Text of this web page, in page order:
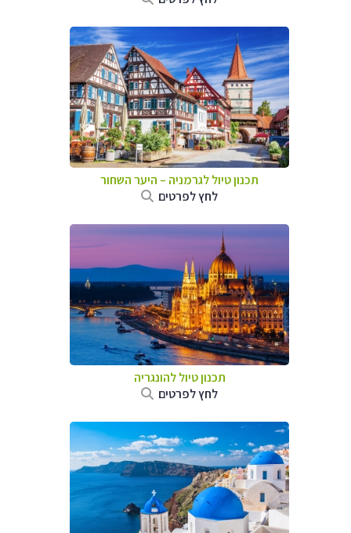
תכנון טיול לגרמניה – היער השחור
לחץ לפרטים
תכנון טיול להונגריה
לחץ לפרטים